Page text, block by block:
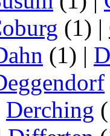
(1) |
(1) |
Derching